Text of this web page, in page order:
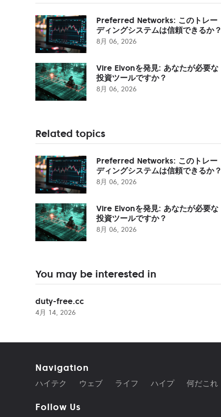
Preferred Networks: このトレー
ディングシステムは信頼できるか？
8月 06, 2026
Vire Elvonを発見: あなたが必要な
投資ツールですか？
8月 06, 2026
Related topics
Preferred Networks: このトレー
ディングシステムは信頼できるか？
8月 06, 2026
Vire Elvonを発見: あなたが必要な
投資ツールですか？
8月 06, 2026
You may be interested in
duty-free.cc
4月 14, 2026
Navigation
ハイテク ウェブ ライフ ハイプ 何だこれ
Follow Us